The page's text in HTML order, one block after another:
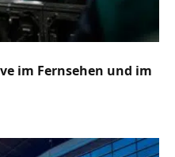
im Fernsehen und im